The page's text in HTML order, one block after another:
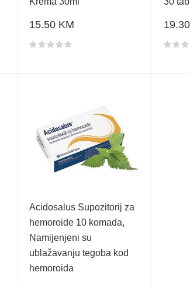
15.50 KM
Acidosalus Supozitorij za
hemoroide 10 komada,
Namijenjeni su
ublažavanju tegoba kod
hemoroida